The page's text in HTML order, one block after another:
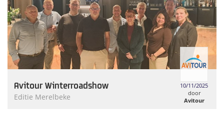
Avitour Winterroadshow
Editie Merelbeke
10/11/2025
door
Avitour